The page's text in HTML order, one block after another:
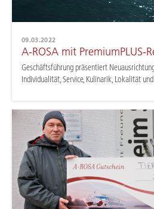
09.03.2022
A-ROSA mit PremiumPLUS-
Geschäftsführung präsentiert
Individualität, Service, Kulinarik, Lokalität